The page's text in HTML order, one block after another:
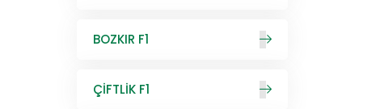
BOZKIR F1
ÇİFTLİK F1